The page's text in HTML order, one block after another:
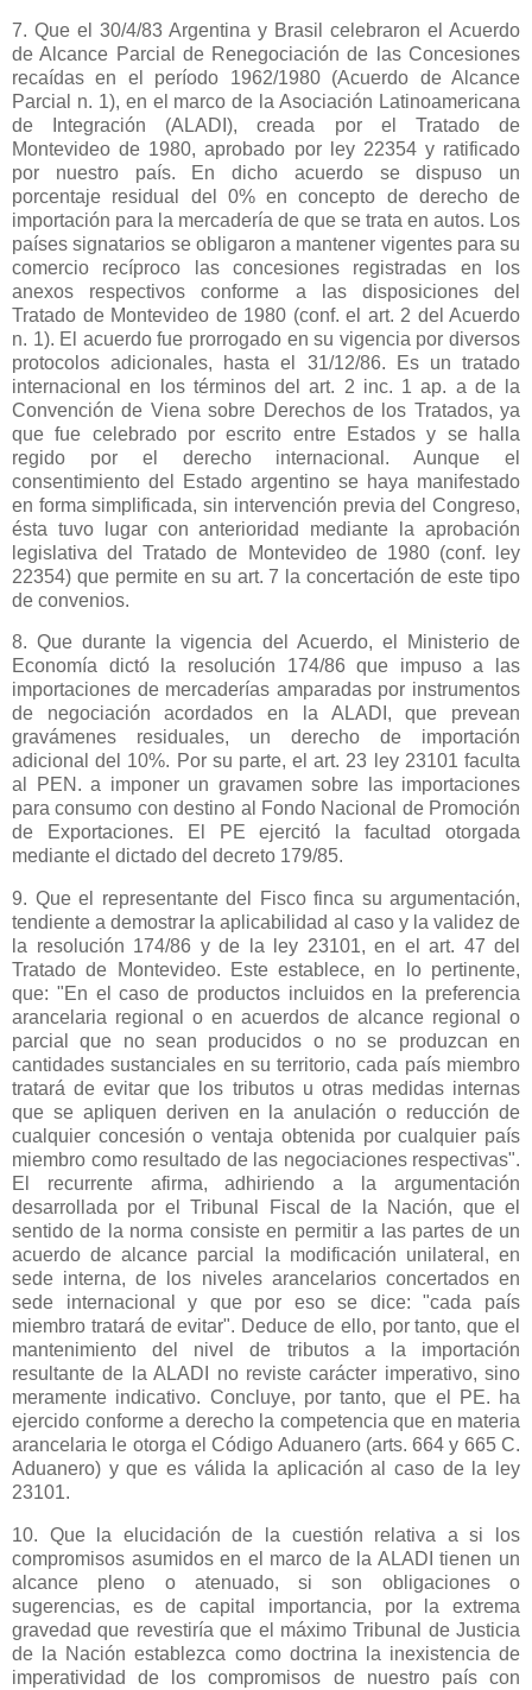
7. Que el 30/4/83 Argentina y Brasil celebraron el Acuerdo
de Alcance Parcial de Renegociación de las Concesiones
recaídas en el período 1962/1980 (Acuerdo de Alcance
Parcial n. 1), en el marco de la Asociación Latinoamericana
de Integración (ALADI), creada por el Tratado de
Montevideo de 1980, aprobado por ley 22354 y ratificado
por nuestro país. En dicho acuerdo se dispuso un
porcentaje residual del 0% en concepto de derecho de
importación para la mercadería de que se trata en autos. Los
países signatarios se obligaron a mantener vigentes para su
comercio recíproco las concesiones registradas en los
anexos respectivos conforme a las disposiciones del
Tratado de Montevideo de 1980 (conf. el art. 2 del Acuerdo
n. 1). El acuerdo fue prorrogado en su vigencia por diversos
protocolos adicionales, hasta el 31/12/86. Es un tratado
internacional en los términos del art. 2 inc. 1 ap. a de
la
Convención de Viena sobre Derechos de los Tratados, ya
que fue celebrado por escrito entre Estados y se halla
regido por el derecho internacional. Aunque el
consentimiento del Estado argentino se haya manifestado
en forma simplificada, sin intervención previa del Congreso,
ésta tuvo lugar con anterioridad mediante la aprobación
legislativa del Tratado de Montevideo de 1980 (conf. ley
22354) que permite en su art. 7 la concertación de este tipo
de convenios.
8. Que durante la vigencia del Acuerdo, el Ministerio de
Economía dictó la resolución 174/86 que impuso a las
importaciones de mercaderías amparadas por instrumentos
de negociación acordados en
la ALADI , que prevean
gravámenes residuales, un derecho de importación
adicional del 10%. Por su parte, el art. 23 ley 23101 faculta
al PEN. a imponer un gravamen sobre las importaciones
para consumo con destino al Fondo Nacional de Promoción
de Exportaciones. El PE ejercitó la facultad otorgada
mediante el dictado del decreto 179/85.
9. Que el representante del Fisco finca su argumentación,
tendiente a demostrar la aplicabilidad al caso y la validez de
la resolución 174/86 y de la ley 23101, en el art. 47 del
Tratado de Montevideo. Este establece, en lo pertinente,
que: "En el caso de productos incluidos en la preferencia
arancelaria regional o en acuerdos de alcance regional o
parcial que no sean producidos o no se produzcan en
cantidades sustanciales en su territorio, cada país miembro
tratará de evitar que los tributos u otras medidas internas
que se apliquen deriven en la anulación o reducción de
cualquier concesión o ventaja obtenida por cualquier país
miembro como resultado de las negociaciones respectivas".
El recurrente afirma, adhiriendo a la argumentación
desarrollada por el Tribunal Fiscal de
la Nación, que el
sentido de la norma consiste en permitir a las partes de un
acuerdo de alcance parcial la modificación unilateral, en
sede interna, de los niveles arancelarios concertados en
sede internacional y que por eso se dice: "cada país
miembro tratará de evitar". Deduce de ello, por tanto, que el
mantenimiento del nivel de tributos a la importación
resultante de
la ALADI
no reviste carácter imperativo, sino
meramente indicativo. Concluye, por tanto, que el PE. ha
ejercido conforme a derecho la competencia que en materia
arancelaria le otorga el Código Aduanero (arts. 664 y 665 C.
Aduanero) y que es válida la aplicación al caso de la ley
23101.
10. Que la elucidación de la cuestión relativa a si los
compromisos asumidos en el marco de la ALADI tienen un
alcance pleno o atenuado, si son obligaciones o
sugerencias, es de capital importancia, por la extrema
gravedad que revestiría que el máximo Tribunal de Justicia
de
la Nación establezca como doctrina la inexistencia de
imperatividad de los compromisos de nuestro país con